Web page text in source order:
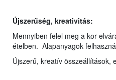
Újszerűség, kreativitás:
Mennyiben felel meg a kor
ételben. Alapanyagok
Újszerű, kreatív összeállítások,